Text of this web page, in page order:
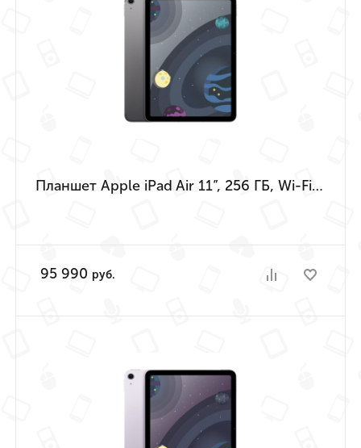
Планшет Apple iPad Air 11”, 256 ГБ, Wi-Fi + Cellular («Серый космос» | Space Gray) (M4 | 2026)
95 990 руб.